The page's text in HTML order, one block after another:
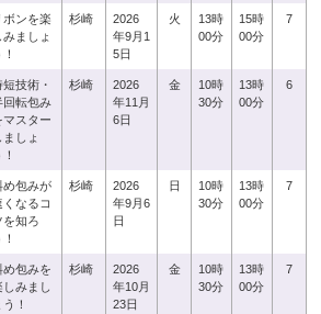
ボンを楽
みましょ
杉崎
2026
年9月1
5日
火
13時
00分
15時
00分
7
短技術・
回転包み
マスター
ましょ
杉崎
2026
年11月
6日
金
10時
30分
13時
00分
6
め包みが
くなるコ
を知ろ
杉崎
2026
年9月6
日
日
10時
30分
13時
00分
7
め包みを
しみまし
う！
杉崎
2026
年10月
23日
金
10時
30分
13時
00分
7